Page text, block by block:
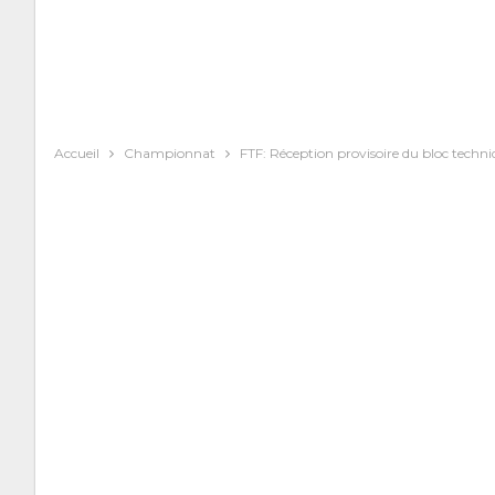
Accueil Championnat FTF: Réception provisoire du bloc